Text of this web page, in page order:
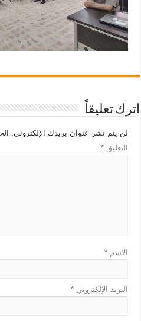
اترك تعليقاً
لن يتم نشر عنوان بريدك الإلكتروني.
التعليق*
الاسم*
البريد الإلكتروني*